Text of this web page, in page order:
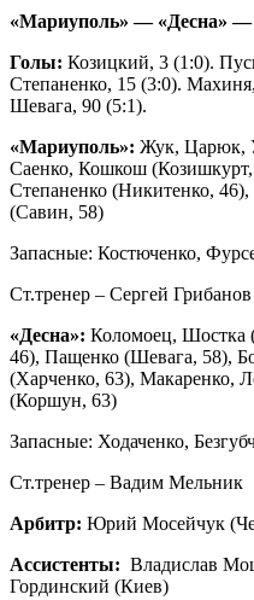
«Мариуполь» — «Десна» —
Голы: Козицкий, 3 (1:0).
Степаненко, 15 (3:0).
Шевага, 90 (5:1).
«Мариуполь»: Жук, Царюк,
Саенко, Кошкош
Степаненко (Никитенко,
(Савин, 58)
Запасные: Костюченко,
Ст.тренер – Сергей Грибанов
«Десна»: Коломоец, Шостка
46), Пащенко (Шевага, 58),
(Харченко, 63), Макаренко,
(Коршун, 63)
Запасные: Ходаченко,
Ст.тренер – Вадим Мельник
Арбитр: Юрий Мосейчук
Ассистенты: Владислав
Гординский (Киев)